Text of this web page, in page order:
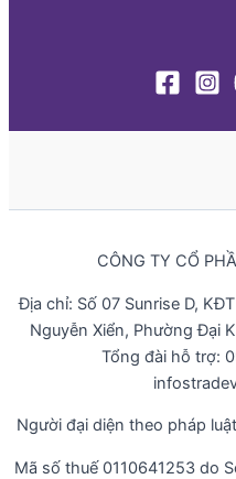
CÔNG TY CỔ
Địa chỉ: Số 07 Sunrise D,
Nguyễn Xiển, Phường Đại
Tổng đài hỗ trợ:
Người đại diện theo pháp
Mã số thuế 0110641253 do